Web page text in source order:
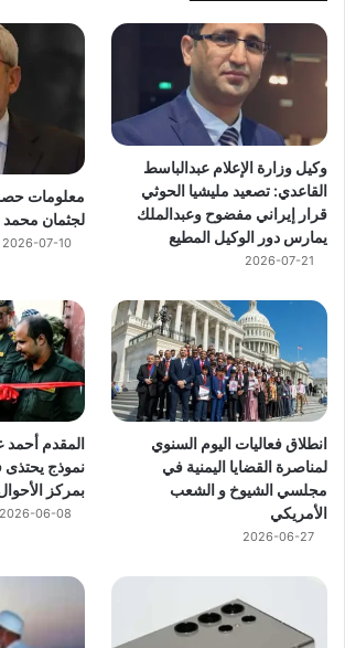
وكيل وزارة الإعلام عبدالباسط
القاعدي: تصعيد مليشيا الحوثي
قرار إيراني مفضوح وعبدالملك
يمارس دور الوكيل المطيع
2026-07-21
معلومات
لجثمان
2026-07-10
انطلاق فعاليات اليوم السنوي
لمناصرة القضايا اليمنية في
مجلسي الشيوخ و الشعب
الأمريكي
2026-06-27
المقدم أحمد
نموذج
بمركز
2026-06-08